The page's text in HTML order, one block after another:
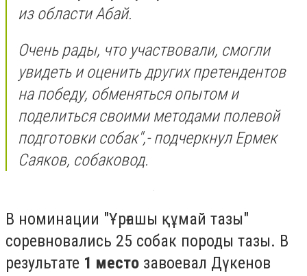
из области Абай.
Очень рады, что участвовали, смогли
увидеть и оценить других претендентов
на победу, обменяться опытом и
поделиться своими методами полевой
подготовки собак",- подчеркнул Ермек
Саяков, собаковод.
В номинации "Ұрғашы құмай тазы"
соревновались 25 собак породы тазы. В
результате 1 место завоевал Дүкенов